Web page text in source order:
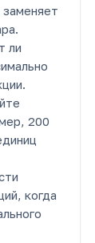
заменяет
ли
200
когда